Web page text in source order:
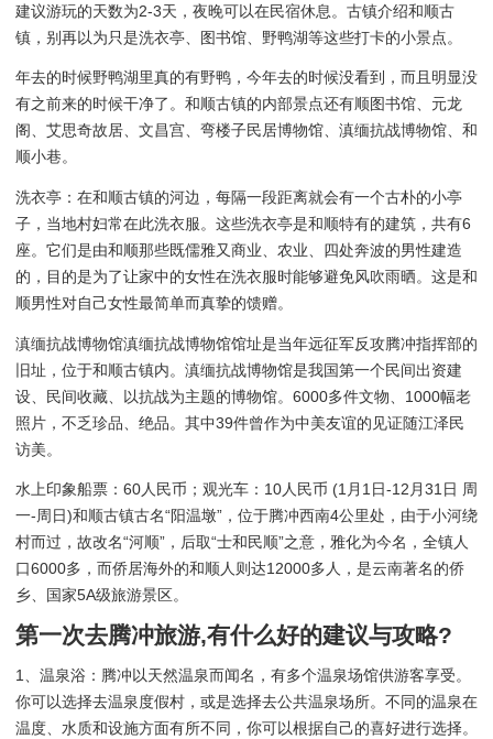
建议游玩的天数为2-3天，夜晚可以在民宿休息。古镇介绍和顺古
镇，别再以为只是洗衣亭、图书馆、野鸭湖等这些打卡的小景点。
年去的时候野鸭湖里真的有野鸭，今年去的时候没看到，而且明显没
有之前来的时候干净了。和顺古镇的内部景点还有顺图书馆、元龙
阁、艾思奇故居、文昌宫、弯楼子民居博物馆、滇缅抗战博物馆、和
顺小巷。
洗衣亭：在和顺古镇的河边，每隔一段距离就会有一个古朴的小亭
子，当地村妇常在此洗衣服。这些洗衣亭是和顺特有的建筑，共有6
座。它们是由和顺那些既儒雅又商业、农业、四处奔波的男性建造
的，目的是为了让家中的女性在洗衣服时能够避免风吹雨晒。这是和
顺男性对自己女性最简单而真挚的馈赠。
滇缅抗战博物馆滇缅抗战博物馆馆址是当年远征军反攻腾冲指挥部的
旧址，位于和顺古镇内。滇缅抗战博物馆是我国第一个民间出资建
设、民间收藏、以抗战为主题的博物馆。6000多件文物、1000幅老
照片，不乏珍品、绝品。其中39件曾作为中美友谊的见证随江泽民
访美。
水上印象船票：60人民币；观光车：10人民币 (1月1日-12月31日 周
一-周日)和顺古镇古名“阳温墩”，位于腾冲西南4公里处，由于小河绕
村而过，故改名“河顺”，后取“士和民顺”之意，雅化为今名，全镇人
口6000多，而侨居海外的和顺人则达12000多人，是云南著名的侨
乡、国家5A级旅游景区。
第一次去腾冲旅游,有什么好的建议与攻略?
1、温泉浴：腾冲以天然温泉而闻名，有多个温泉场馆供游客享受。
你可以选择去温泉度假村，或是选择去公共温泉场所。不同的温泉在
温度、水质和设施方面有所不同，你可以根据自己的喜好进行选择。